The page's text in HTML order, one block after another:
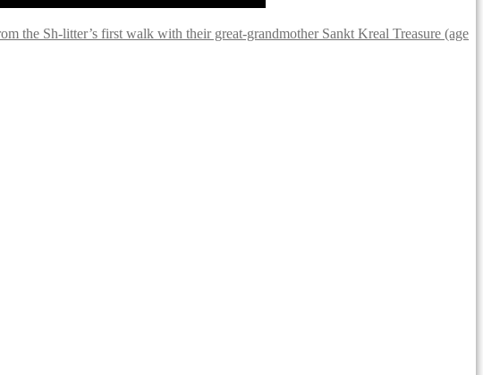
the Sh-litter’s first walk with their great-grandmother Sankt Kreal Treasure (age